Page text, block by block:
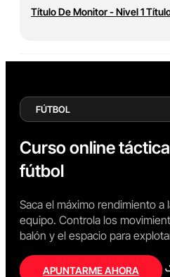
Título De Monitor - Nivel 1
FÚTBOL
Curso online
fútbol
Saca el máximo rendimiento a
equipo. Controla los
balón y el espacio para
APUNTARME AHORA